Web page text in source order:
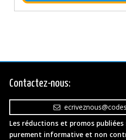
Contactez-nous:
Les réductions et promos
purement informative et non